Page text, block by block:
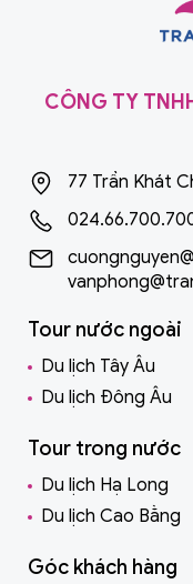
CÔNG TY
77 Trần Khát
Tour nước ngoài
Du lịch Tây Âu
Du lịch Đông Âu
Tour trong nước
Du lịch Hạ Long
Du lịch Cao Bằng
Góc khách hàng